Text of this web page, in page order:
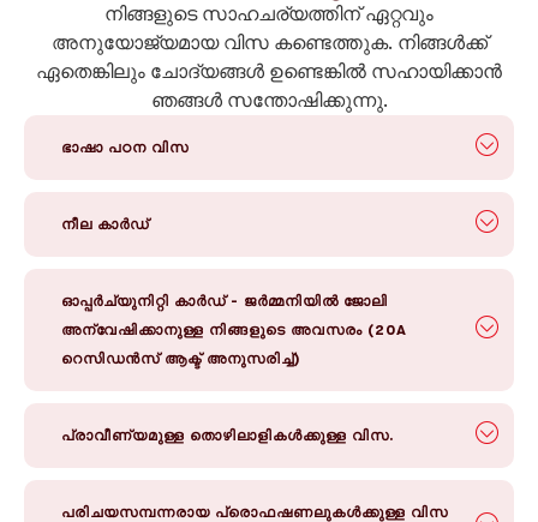
നിങ്ങളുടെ സാഹചര്യത്തിന് ഏറ്റവും
അനുയോജ്യമായ വിസ കണ്ടെത്തുക. നിങ്ങൾക്ക്
ഏതെങ്കിലും ചോദ്യങ്ങൾ ഉണ്ടെങ്കിൽ സഹായിക്കാൻ
ഞങ്ങൾ സന്തോഷിക്കുന്നു.
ഭാഷാ പഠന വിസ
നീല കാർഡ്
ഓപ്പർച്യുനിറ്റി കാർഡ് - ജർമ്മനിയിൽ ജോലി
അന്വേഷിക്കാനുള്ള നിങ്ങളുടെ അവസരം (20A
റെസിഡൻസ് ആക്ട് അനുസരിച്ച്)
പ്രാവീണ്യമുള്ള തൊഴിലാളികൾക്കുള്ള വിസ.
പരിചയസമ്പന്നരായ പ്രൊഫഷണലുകൾക്കുള്ള വിസ